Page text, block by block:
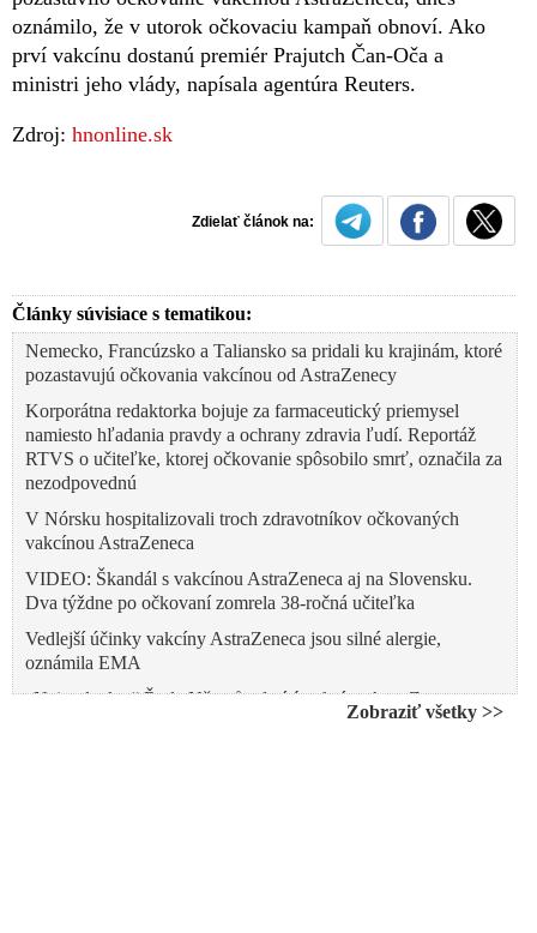
oznámilo, že v utorok očkovaciu kampaň obnoví. Ako
prví vakcínu dostanú premiér Prajutch Čan-Oča a
ministri jeho vlády, napísala agentúra Reuters.
Zdroj: hnonline.sk
Zdielať článok na:
Články súvisiace s tematikou:
Nemecko, Francúzsko a Taliansko sa pridali ku krajinám, ktoré
pozastavujú očkovania vakcínou od AstraZenecy
Korporátna redaktorka bojuje za farmaceutický priemysel
namiesto hľadania pravdy a ochrany zdravia ľudí. Reportáž
RTVS o učiteľke, ktorej očkovanie spôsobilo smrť, označila za
nezodpovednú
V Nórsku hospitalizovali troch zdravotníkov očkovaných
vakcínou AstraZeneca
VIDEO: Škandál s vakcínou AstraZeneca aj na Slovensku.
Dva týždne po očkovaní zomrela 38-ročná učiteľka
Vedlejší účinky vakcíny AstraZeneca jsou silné alergie,
oznámila EMA
„Nein, danke.“ Řada Němců odmítá vakcínu AstraZenecy,
Zobraziť všetky >>